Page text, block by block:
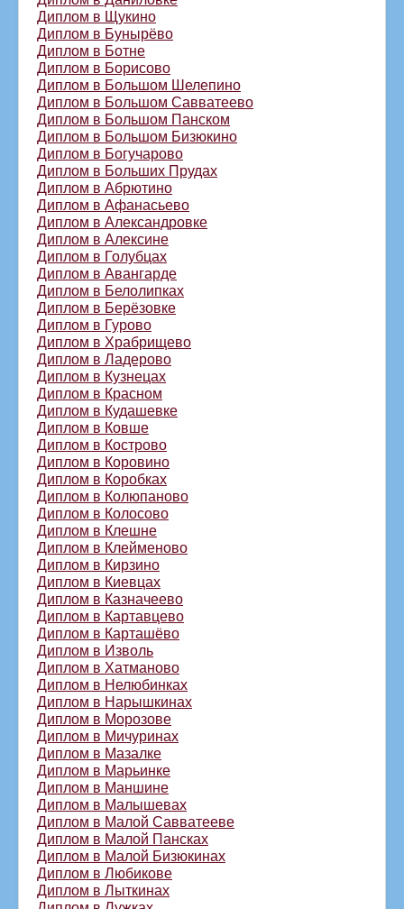
Диплом в Щукино
Диплом в Бунырёво
Диплом в Ботне
Диплом в Борисово
Диплом в Большом Шелепино
Диплом в Большом Савватеево
Диплом в Большом Панском
Диплом в Большом Бизюкино
Диплом в Богучарово
Диплом в Больших Прудах
Диплом в Абрютино
Диплом в Афанасьево
Диплом в Александровке
Диплом в Алексине
Диплом в Голубцах
Диплом в Авангарде
Диплом в Белолипках
Диплом в Берёзовке
Диплом в Гурово
Диплом в Храбрищево
Диплом в Ладерово
Диплом в Кузнецах
Диплом в Красном
Диплом в Кудашевке
Диплом в Ковше
Диплом в Кострово
Диплом в Коровино
Диплом в Коробках
Диплом в Колюпаново
Диплом в Колосово
Диплом в Клешне
Диплом в Клейменово
Диплом в Кирзино
Диплом в Киевцах
Диплом в Казначеево
Диплом в Картавцево
Диплом в Карташёво
Диплом в Изволь
Диплом в Хатманово
Диплом в Нелюбинках
Диплом в Нарышкинах
Диплом в Морозове
Диплом в Мичуринах
Диплом в Мазалке
Диплом в Марьинке
Диплом в Маншине
Диплом в Малышевах
Диплом в Малой Савватееве
Диплом в Малой Пансках
Диплом в Малой Бизюкинах
Диплом в Любикове
Диплом в Лыткинах